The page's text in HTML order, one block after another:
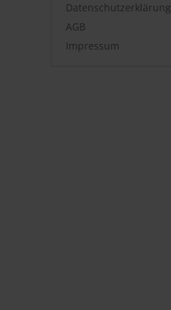
Datenschutzerklärung
AGB
Impressum